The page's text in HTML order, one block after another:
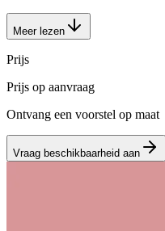
Meer lezen
Prijs
Prijs op aanvraag
Ontvang een voorstel op maat
Vraag beschikbaarheid aan